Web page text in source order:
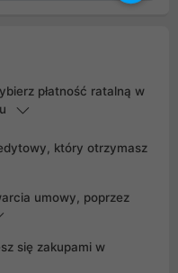
płatność ratalną w
który otrzymasz
umowy, poprzez
się zakupami w